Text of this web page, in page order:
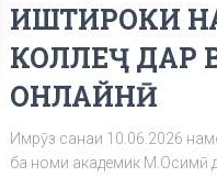
ИШТИРОКИ
КОЛЛЕҶ ДАР
ОНЛАЙНӢ
Имрӯз санаи 10.06.2026
ба номи академик М.Осимӣ